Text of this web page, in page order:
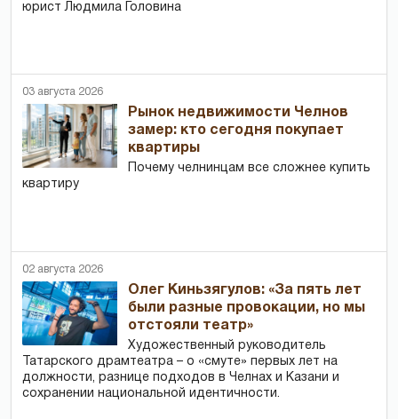
юрист Людмила Головина
03 августа 2026
Рынок недвижимости Челнов
замер: кто сегодня покупает
квартиры
Почему челнинцам все сложнее купить
квартиру
02 августа 2026
Олег Киньзягулов: «За пять лет
были разные провокации, но мы
отстояли театр»
Художественный руководитель
Татарского драмтеатра – о «смуте» первых лет на
должности, разнице подходов в Челнах и Казани и
сохранении национальной идентичности.